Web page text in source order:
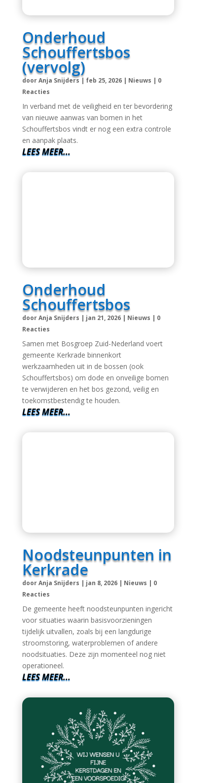
Onderhoud
Schouffertsbos
(vervolg)
doorAnja Snijders | feb 25, 2026| Nieuws | 0
Reacties
In verband met de veiligheid en ter bevordering
van nieuwe aanwas van bomen in het
Schouffertsbos vindt er nog een extra controle
en aanpak plaats.
LEES MEER...
Onderhoud
Schouffertsbos
doorAnja Snijders | jan 21, 2026| Nieuws | 0
Reacties
Samen met Bosgroep Zuid-Nederland voert
gemeente Kerkrade binnenkort
werkzaamheden uit in de bossen (ook
Schouffertsbos) om dode en onveilige bomen
te verwijderen en het bos gezond, veilig en
toekomstbestendig te houden.
LEES MEER...
Noodsteunpunten in
Kerkrade
doorAnja Snijders|jan 8, 2026 |Nieuws|
Reacties
De gemeente heeft noodsteunpunten ingericht
voor situaties waarin basisvoorzieningen
tijdelijk uitvallen, zoals bij een langdurige
noodsituaties. Deze zijn momenteel nog niet
LEES MEER...